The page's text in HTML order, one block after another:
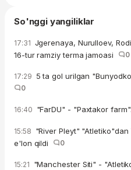
So'nggi yangiliklar
17:31 Jgerenaya, Nurulloev,
16-tur ramziy terma jamoasi
0
17:29 5 ta gol urilgan
0
16:40 "FarDU" - "Paxtakor
15:58 "River Pleyt"
e'lon qildi
0
15:21 "Manchester Siti" -